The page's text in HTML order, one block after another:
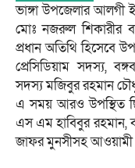
ভাঙ্গা উপজেলার আলগী
মোঃ নজরুল শিকারীর
প্রধান অতিথি হিসেবে
প্রেসিডিয়াম সদস্য,
সদস্য মজিবুর রহমান
এ সময় আরও উপস্থিত
এস এম হাবিবুর রহমান,
জাফর মুনসীসহ আওয়ামী